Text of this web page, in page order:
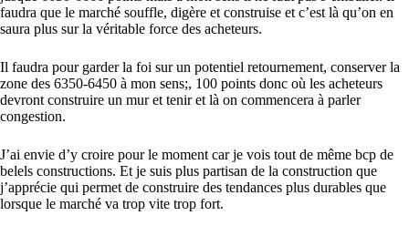
faudra que le marché souffle, digère et construise et c’est là qu’on en
saura plus sur la véritable force des acheteurs.
Il faudra pour garder la foi sur un potentiel retournement, conserver la
zone des 6350-6450 à mon sens;, 100 points donc où les acheteurs
devront construire un mur et tenir et là on commencera à parler
congestion.
J’ai envie d’y croire pour le moment car je vois tout de même bcp de
belels constructions. Et je suis plus partisan de la construction que
j’apprécie qui permet de construire des tendances plus durables que
lorsque le marché va trop vite trop fort.